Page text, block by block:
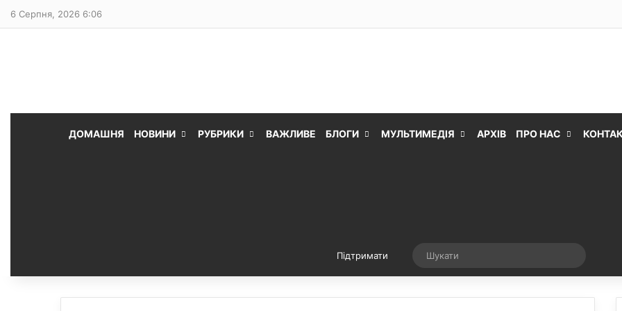
6 Серпня, 2026 6:06
ДОМАШНЯ НОВИНИ РУБРИКИ ВАЖЛИВЕ БЛОГИ МУЛЬТИМЕДІЯ АРХІВ ПРО НАС
Підтримати Випадкова стаття